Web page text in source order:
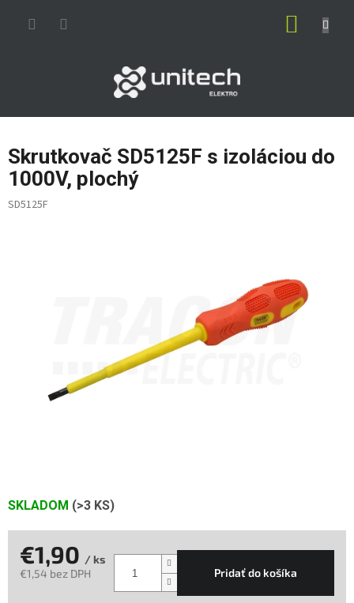
Skrutkovač SD5125F s izoláciou do
1000V, plochý
SD5125F
SKLADOM (>3 KS)
€1,90 / ks
€1,54 bez DPH
Pridať do košíka